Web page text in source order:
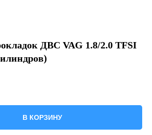
ДВС VAG 1.8/2.0 TFSI
В КОРЗИНУ